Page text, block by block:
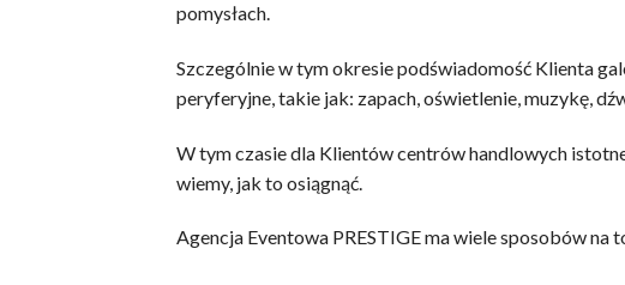
pomysłach.
Szczególnie w tym okresie podświadomość Klienta
peryferyjne, takie jak: zapach, oświetlenie, muzykę,
W tym czasie dla Klientów centrów handlowych
wiemy, jak to osiągnąć.
Agencja Eventowa PRESTIGE ma wiele sposobów na